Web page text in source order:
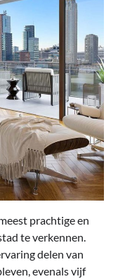
prachtige en
te verkennen.
delen van
evenals vijf